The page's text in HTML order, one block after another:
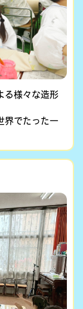
る様々な造形
界でたった一